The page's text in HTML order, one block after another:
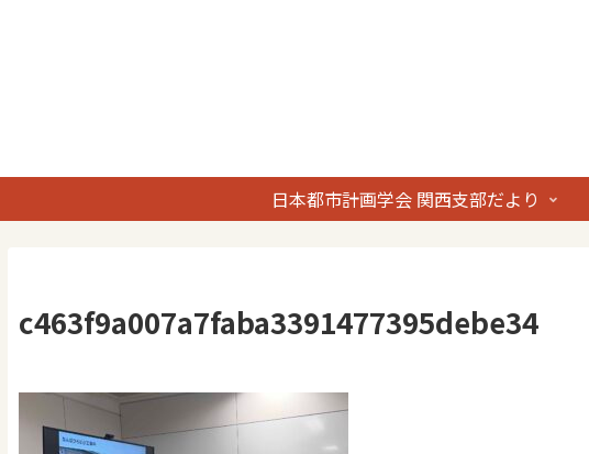
日本都市計画学会 関西支部だより
c463f9a007a7faba3391477395debe34